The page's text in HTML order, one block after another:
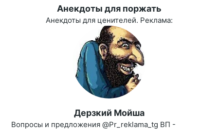
Aнекдоты для поржать
Анекдоты для ценителей. Реклама:
Дерзкий Мойша
Вопросы и предложения @Pr_reklama_tg ВП -